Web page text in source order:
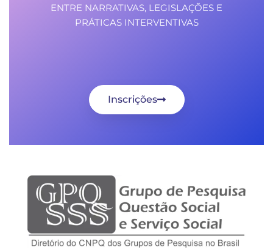
ENTRE NARRATIVAS, LEGISLAÇÕES E
PRÁTICAS INTERVENTIVAS
Inscrições